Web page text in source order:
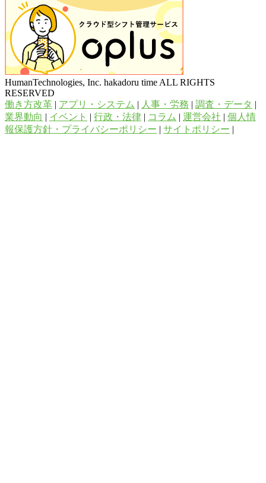
HumanTechnologies, Inc. hakadoru time ALL RIGHTS
RESERVED
働き方改革 | アプリ・システム | 人事・労務 | 調査・データ |
業界動向 | イベント | 行政・法律 | コラム | 運営会社 | 個人情
報保護方針・プライバシーポリシー | サイトポリシー |